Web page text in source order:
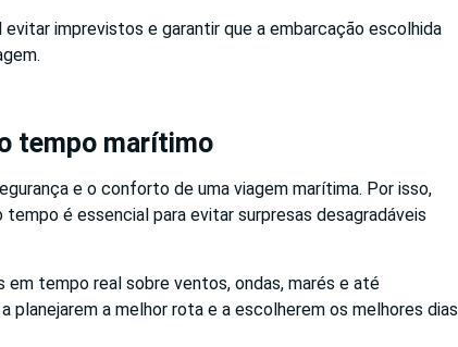
imprevistos e garantir que a embarcação escolhida
tempo marítimo
e o conforto de uma viagem marítima. Por isso,
é essencial para evitar surpresas desagradáveis
tempo real sobre ventos, ondas, marés e até
planejarem a melhor rota e a escolherem os melhores dias